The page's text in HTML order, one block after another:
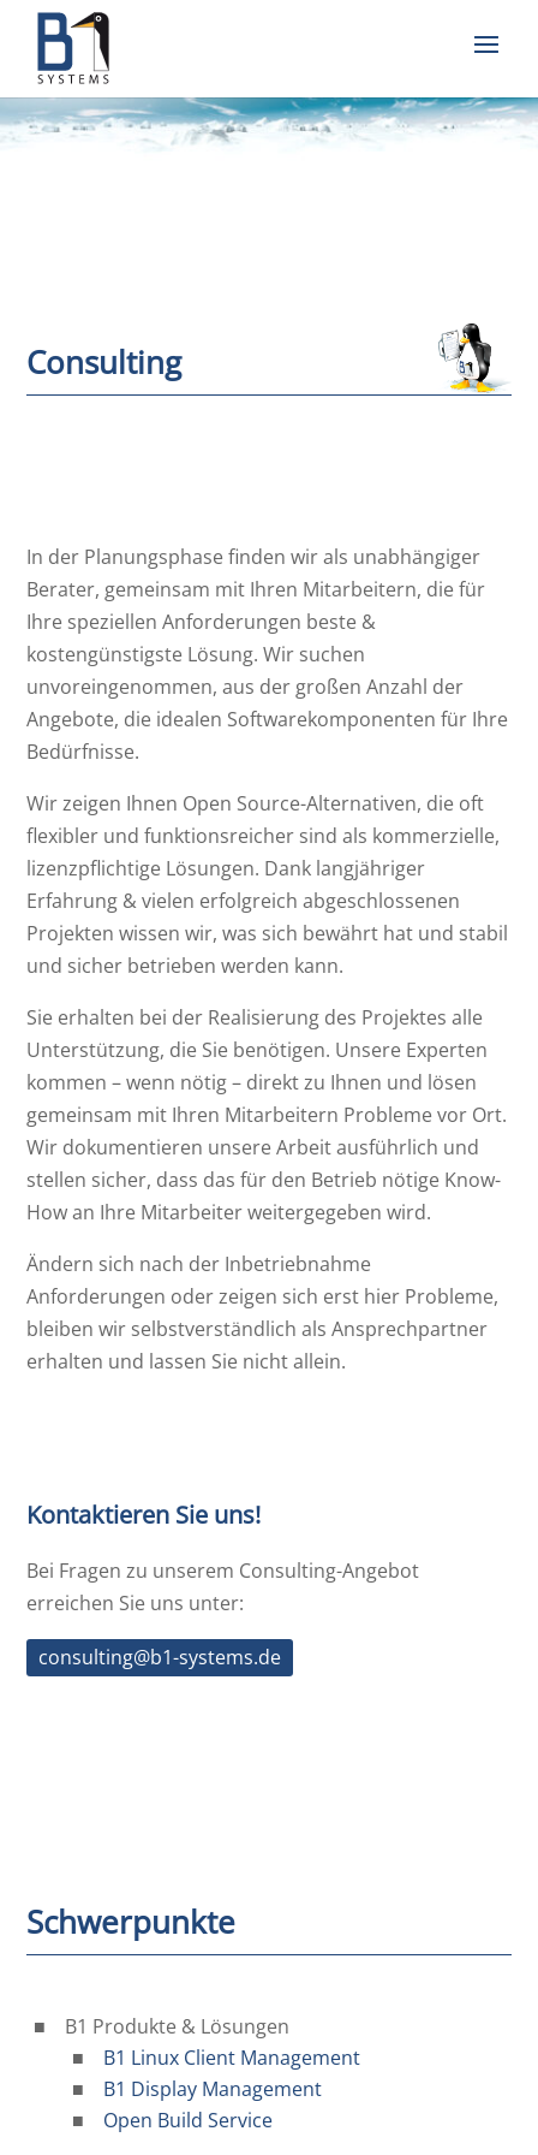
Consulting
In der Planungsphase finden wir als unabhängiger
Berater, gemeinsam mit Ihren Mitarbeitern, die für
Ihre speziellen Anforderungen beste &
kostengünstigste Lösung. Wir suchen
unvoreingenommen, aus der großen Anzahl der
Angebote, die idealen Softwarekomponenten für Ihre
Bedürfnisse.
Wir zeigen Ihnen Open Source-Alternativen, die oft
flexibler und funktionsreicher sind als kommerzielle,
lizenzpflichtige Lösungen. Dank langjähriger
Erfahrung & vielen erfolgreich abgeschlossenen
Projekten wissen wir, was sich bewährt hat und stabil
und sicher betrieben werden kann.
Sie erhalten bei der Realisierung des Projektes alle
Unterstützung, die Sie benötigen. Unsere Experten
kommen – wenn nötig – direkt zu Ihnen und lösen
gemeinsam mit Ihren Mitarbeitern Probleme vor Ort.
Wir dokumentieren unsere Arbeit ausführlich und
stellen sicher, dass das für den Betrieb nötige Know-
How an Ihre Mitarbeiter weitergegeben wird.
Ändern sich nach der Inbetriebnahme
Anforderungen oder zeigen sich erst hier Probleme,
bleiben wir selbstverständlich als Ansprechpartner
erhalten und lassen Sie nicht allein.
Kontaktieren Sie uns!
Bei Fragen zu unserem Consulting-Angebot
erreichen Sie uns unter:
consulting@b1-systems.de
Schwerpunkte
B1 Produkte & Lösungen
B1 Linux Client Management
B1 Display Management
Open Build Service